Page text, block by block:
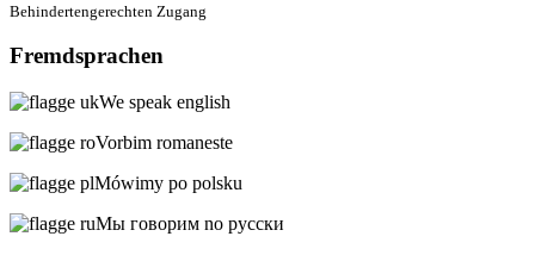
Behindertengerechten Zugang
Fremdsprachen
We speak english
Vorbim romaneste
Mówimy po polsku
Мы говорим no русски